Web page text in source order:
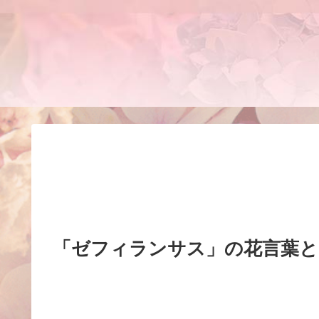
「ゼフィランサス」の花言葉